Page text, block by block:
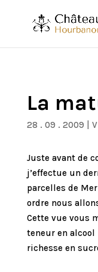
La
28 . 09 . 2009
Juste avant de
j’effectue un
parcelles de
ordre nous
Cette vue vous
teneur en alcool
richesse en